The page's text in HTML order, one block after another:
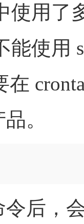
使用了
能使用
在
。
后，